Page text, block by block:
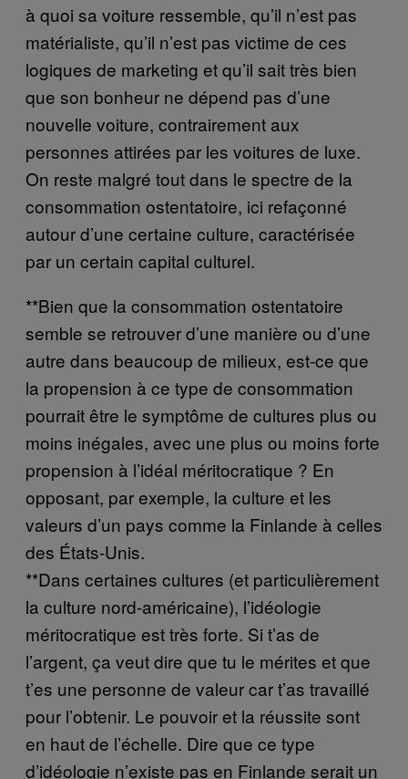
à quoi sa voiture ressemble, qu’il n’est pas
matérialiste, qu’il n’est pas victime de ces
logiques de marketing et qu’il sait très bien
que son bonheur ne dépend pas d’une
nouvelle voiture, contrairement aux
personnes attirées par les voitures de luxe.
On reste malgré tout dans le spectre de la
consommation ostentatoire, ici refaçonné
autour d’une certaine culture, caractérisée
par un certain capital culturel.
**Bien que la consommation ostentatoire
semble se retrouver d’une manière ou d’une
autre dans beaucoup de milieux, est-ce que
la propension à ce type de consommation
pourrait être le symptôme de cultures plus ou
moins inégales, avec une plus ou moins forte
propension à l’idéal méritocratique ? En
opposant, par exemple, la culture et les
valeurs d’un pays comme la Finlande à celles
des États-Unis.
**Dans certaines cultures (et particulièrement
la culture nord-américaine), l’idéologie
méritocratique est très forte. Si t’as de
l’argent, ça veut dire que tu le mérites et que
t’es une personne de valeur car t’as travaillé
pour l’obtenir. Le pouvoir et la réussite sont
en haut de l’échelle. Dire que ce type
d’idéologie n’existe pas en Finlande serait un